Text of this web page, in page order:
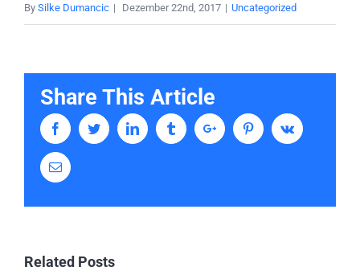
By Silke Dumancic | Dezember 22nd, 2017 | Uncategorized
Share This Article
FacebookTwitterLinkedin TumblrGoogle+ PinterestVk
Email
Related Posts